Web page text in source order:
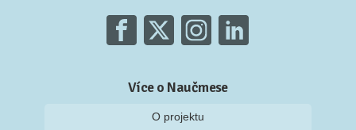
Více o Naučmese
O projektu